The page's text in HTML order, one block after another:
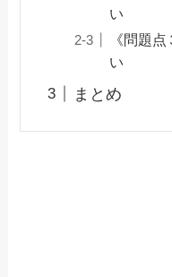
い
《問題
い
まとめ